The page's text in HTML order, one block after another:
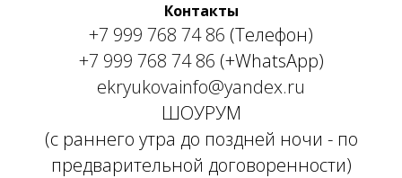
Контакты
+7 999 768 74 86 (Телефон)
+7 999 768 74 86 (+WhatsApp)
ekryukovainfo@yandex.ru
ШОУРУМ
(с раннего утра до поздней ночи - по
предварительной договоренности)